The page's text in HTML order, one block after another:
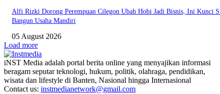
Alfi Rizki Dorong Perempuan Cilegon Ubah Hobi Jadi Bisnis, Ini Kunci
Bangun Usaha Mandiri
05 August 2026
Load more
iNST Media adalah portal berita online yang menyajikan informasi
beragam seputar teknologi, hukum, politik, olahraga, pendidikan,
wisata dan lifestyle di Banten, Nasional hingga Internasional
Contact us: instmedianetwork@gmail.com